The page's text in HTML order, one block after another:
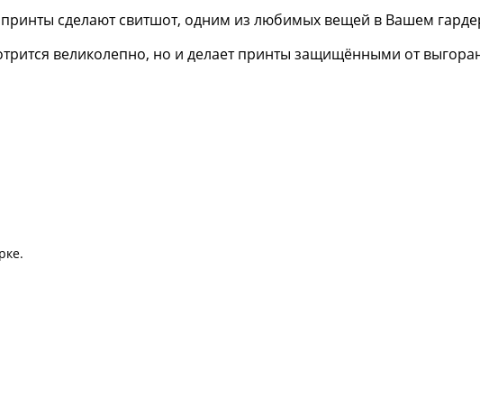
сделают свитшот, одним из любимых вещей в Вашем
великолепно, но и делает принты защищёнными от